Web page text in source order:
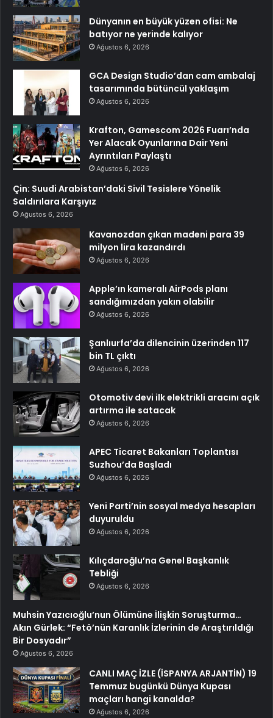
Dünyanın en büyük yüzen ofisi: Ne
batıyor ne yerinde kalıyor
Ağustos 6, 2026
GCA Design Studio’dan cam ambalaj
tasarımında bütüncül yaklaşım
Ağustos 6, 2026
Krafton, Gamescom 2026 Fuarı’nda
Yer Alacak Oyunlarına Dair Yeni
Ayrıntıları Paylaştı
Ağustos 6, 2026
Çin: Suudi Arabistan’daki Sivil Tesislere Yönelik
Saldırılara Karşıyız
Ağustos 6, 2026
Kavanozdan çıkan madeni para 39
milyon lira kazandırdı
Ağustos 6, 2026
Apple’ın kameralı AirPods planı
sandığımızdan yakın olabilir
Ağustos 6, 2026
Şanlıurfa’da dilencinin üzerinden 117
bin TL çıktı
Ağustos 6, 2026
Otomotiv devi ilk elektrikli aracını açık
artırma ile satacak
Ağustos 6, 2026
APEC Ticaret Bakanları Toplantısı
Suzhou’da Başladı
Ağustos 6, 2026
Yeni Parti’nin sosyal medya hesapları
duyuruldu
Ağustos 6, 2026
Kılıçdaroğlu’na Genel Başkanlık
Tebliği
Ağustos 6, 2026
Muhsin Yazıcıoğlu’nun Ölümüne İlişkin Soruşturma…
Akın Gürlek: “Fetö’nün Karanlık İzlerinin de Araştırıldığı
Bir Dosyadır”
Ağustos 6, 2026
CANLI MAÇ İZLE (İSPANYA ARJANTİN) 19
Temmuz bugünkü Dünya Kupası
maçları hangi kanalda?
Ağustos 6, 2026